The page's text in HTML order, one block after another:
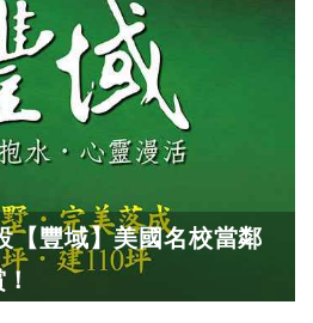
【豐域】美國名校當鄰